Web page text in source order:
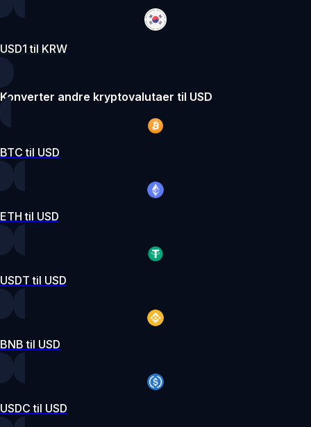
USD1 til KRW
Konverter andre kryptovalutaer til USD
BTC til USD
ETH til USD
USDT til USD
BNB til USD
USDC til USD